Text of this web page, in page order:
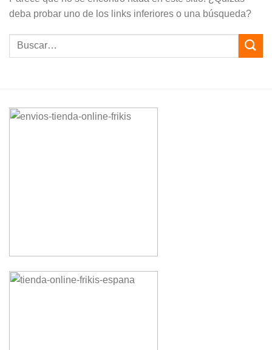
deba probar uno de los links inferiores o una búsqueda?